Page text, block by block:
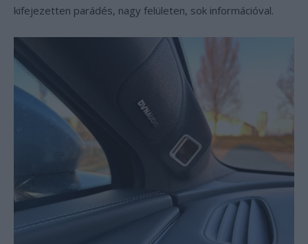
kifejezetten parádés, nagy felületen, sok információval.